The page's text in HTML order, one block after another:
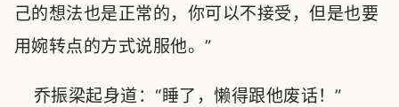
己的想法也是正常的，你可以不接受，但是也要
用婉转点的方式说服他。”
乔振梁起身道：“睡了，懒得跟他废话！”